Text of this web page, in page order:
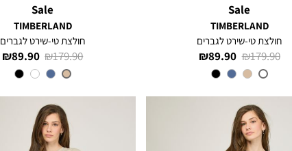
Sale
TIMBERLAND
חולצת טי-שירט לגברים
מחיר
מוצר
89.90 ₪
מחיר
רגיל
179.90 ₪
צבע
White
Sale
TIMBERLAND
חולצת טי-שירט לגברים
מחיר
מוצר
89.90 ₪
מחיר
רגיל
179.90 ₪
צבע
MEDIUM